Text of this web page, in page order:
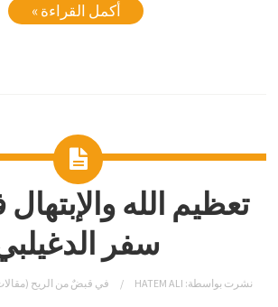
أكمل القراءة »
تعظيم الله
سفر
نشرت بواسطة: HATEM ALI في قبضٌ من الريح